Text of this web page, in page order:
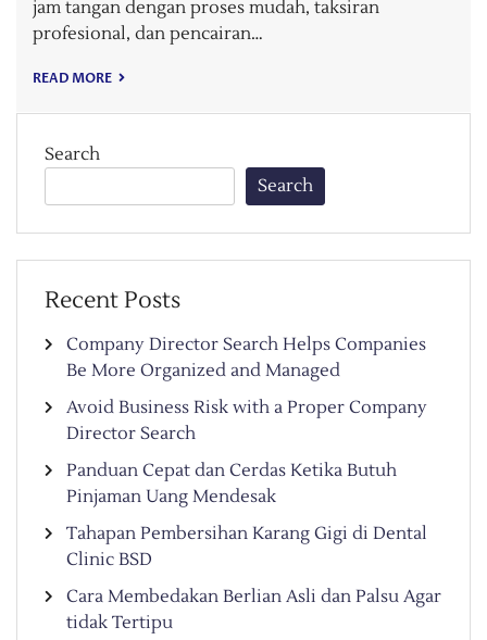
jam tangan dengan proses mudah, taksiran
profesional, dan pencairan…
READ MORE
Search
Search
Recent Posts
Company Director Search Helps Companies
Be More Organized and Managed
Avoid Business Risk with a Proper Company
Director Search
Panduan Cepat dan Cerdas Ketika Butuh
Pinjaman Uang Mendesak
Tahapan Pembersihan Karang Gigi di Dental
Clinic BSD
Cara Membedakan Berlian Asli dan Palsu Agar
tidak Tertipu